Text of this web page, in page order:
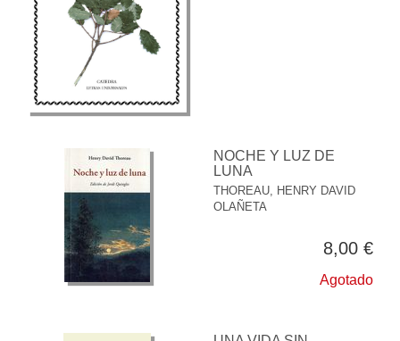
NOCHE Y LUZ DE
LUNA
THOREAU, HENRY DAVID
OLAÑETA
8,00 €
Agotado